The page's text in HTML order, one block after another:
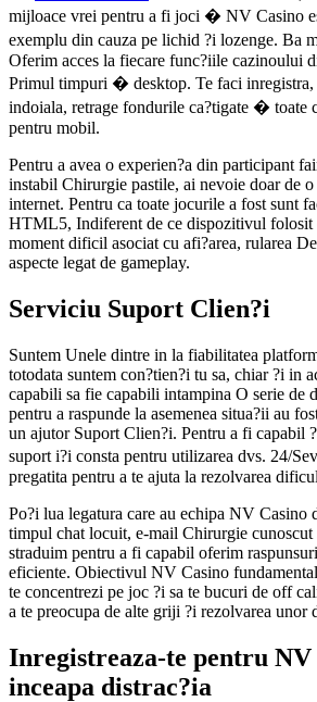
mijloace vrei pentru a fi joci � NV Casino
exemplu din cauza pe lichid ?i lozenge. Ba
Oferim acces la fiecare func?iile cazinoului
Primul timpuri � desktop. Te faci inregistra,
indoiala, retrage fondurile ca?tigate � toate
pentru mobil.
Pentru a avea o experien?a din participant
instabil Chirurgie pastile, ai nevoie doar de o
internet. Pentru ca toate jocurile a fost sunt
HTML5, Indiferent de ce dispozitivul folosit
moment dificil asociat cu afi?area, rularea
aspecte legat de gameplay.
Serviciu Suport Clien?i
Suntem Unele dintre in la fiabilitatea
totodata suntem con?tien?i tu sa, chiar ?i in
capabili sa fie capabili intampina O serie de
pentru a raspunde la asemenea situa?ii au
un ajutor Suport Clien?i. Pentru a fi capabil
suport i?i consta pentru utilizarea dvs. 24/
pregatita pentru a te ajuta la rezolvarea
Po?i lua legatura care au echipa NV Casino
timpul chat locuit, e-mail Chirurgie cunoscut
straduim pentru a fi capabil oferim
eficiente. Obiectivul NV Casino
te concentrezi pe joc ?i sa te bucuri de off
a te preocupa de alte griji ?i rezolvarea unor
Inregistreaza-te pentru NV
inceapa distrac?ia